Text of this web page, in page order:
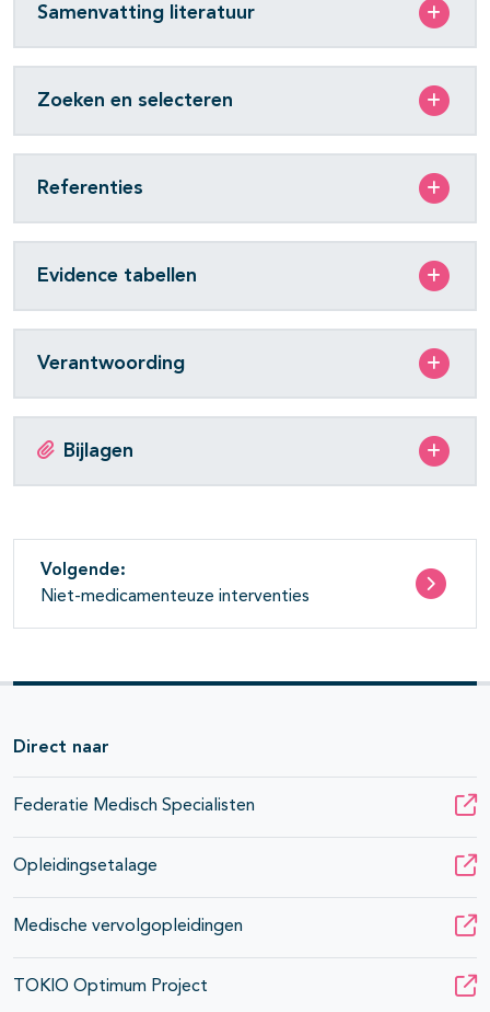
Samenvatting literatuur
Zoeken en selecteren
Referenties
Evidence tabellen
Verantwoording
Bijlagen
Volgende:
Niet-medicamenteuze interventies
Direct naar
Federatie Medisch Specialisten
Opleidingsetalage
Medische vervolgopleidingen
TOKIO Optimum Project